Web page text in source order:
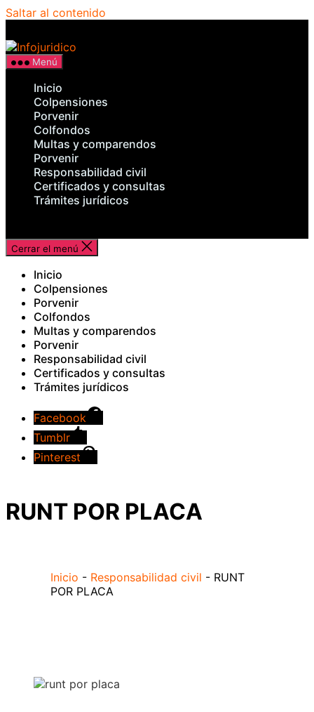
Saltar al contenido
Menú
Inicio
Colpensiones
Porvenir
Colfondos
Multas y comparendos
Porvenir
Responsabilidad civil
Certificados y consultas
Trámites jurídicos
Cerrar el menú
Inicio
Colpensiones
Porvenir
Colfondos
Multas y comparendos
Porvenir
Responsabilidad civil
Certificados y consultas
Trámites jurídicos
Facebook
Tumblr
Pinterest
RUNT POR PLACA
Inicio - Responsabilidad civil - RUNT
POR PLACA